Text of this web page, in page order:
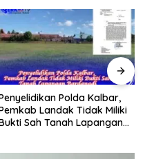
Polda Kalbar,
Landak Tidak Miliki
Sah Tanah Lapangan